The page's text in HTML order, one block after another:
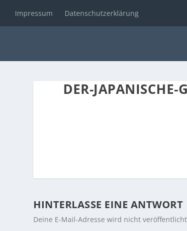
Impressum Datenschutzerklärung
DER-
HINTERLASSE EINE ANTWORT
Deine E-Mail-Adresse wird nicht